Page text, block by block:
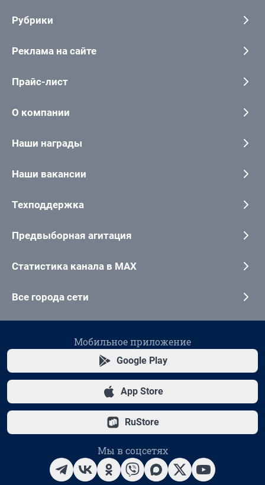
Рубрики
Реклама на сайте
Прайс-лист
О компании
Наши награды
Наши вакансии
Техподдержка
Предвыборная агитация
Статистика канала в MAX
Все города сети
Мобильное приложение
Google Play
App Store
RuStore
Мы в соцсетях